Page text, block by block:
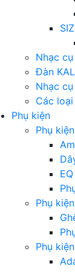
Nhạc
Đàn
Nhạc
Các
Phụ kiện
Phụ
Phụ
Phụ